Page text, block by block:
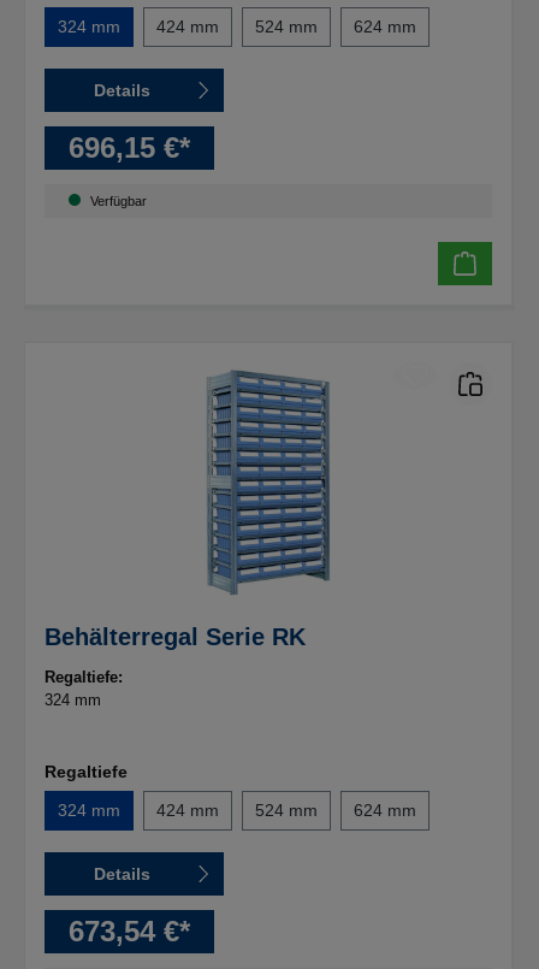
324 mm
424 mm 524 mm 624 mm
Details
696,15 €*
Verfügbar
Behälterregal Serie RK
Regaltiefe:
324 mm
Regaltiefe
324 mm
424 mm 524 mm 624 mm
Details
673,54 €*